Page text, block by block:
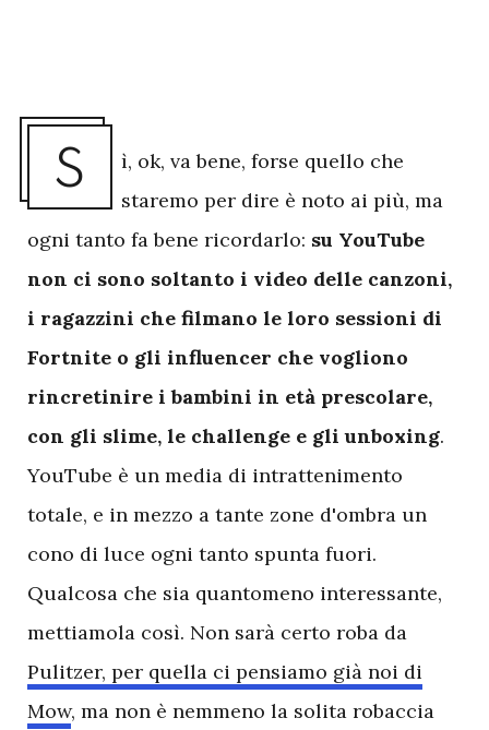
S
ì, ok, va bene, forse quello che
staremo per dire è noto ai più, ma
ogni tanto fa bene ricordarlo: su YouTube
non ci sono soltanto i video delle canzoni,
i ragazzini che filmano le loro sessioni di
Fortnite o gli influencer che vogliono
rincretinire i bambini in età prescolare,
con gli slime, le challenge e gli unboxing.
YouTube è un media di intrattenimento
totale, e in mezzo a tante zone d'ombra un
cono di luce ogni tanto spunta fuori.
Qualcosa che sia quantomeno interessante,
mettiamola così. Non sarà certo roba da
Pulitzer, per quella ci pensiamo già noi di
Mow, ma non è nemmeno la solita robaccia